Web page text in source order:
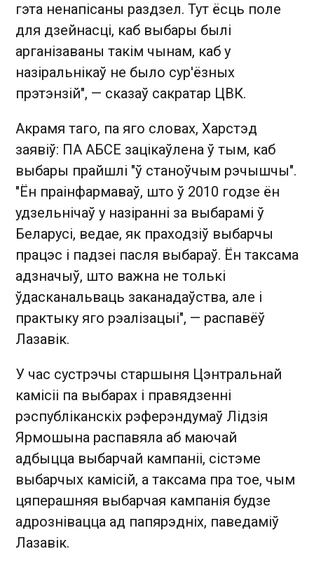
гэта ненапісаны раздзел. Тут ёсць поле
для дзейнасці, каб выбары былі
арганізаваны такім чынам, каб у
назіральнікаў не было сур'ёзных
прэтэнзій", — сказаў сакратар ЦВК.
Акрамя таго, па яго словах, Харстэд
заявіў: ПА АБСЕ зацікаўлена ў тым, каб
выбары прайшлі "ў станоўчым рэчышчы".
"Ён праінфармаваў, што ў 2010 годзе ён
удзельнічаў у назіранні за выбарамі ў
Беларусі, ведае, як праходзіў выбарчы
працэс і падзеі пасля выбараў. Ён таксама
адзначыў, што важна не толькі
ўдасканальваць заканадаўства, але і
практыку яго рэалізацыі", — распавёў
Лазавік.
У час сустрэчы старшыня Цэнтральнай
камісіі па выбарах і правядзенні
рэспубліканскіх рэферэндумаў Лідзія
Ярмошына распавяла аб маючай
адбыцца выбарчай кампаніі, сістэме
выбарчых камісій, а таксама пра тое, чым
цяперашняя выбарчая кампанія будзе
адрознівацца ад папярэдніх, паведаміў
Лазавік.